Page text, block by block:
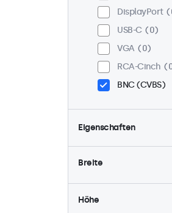
DisplayPort
USB-C
0
VGA
0
RCA-Cinch
BNC (CVBS)
Eigenschaften
4:3 / 5:4
0
Dimmbar
0
Breite
Höhe